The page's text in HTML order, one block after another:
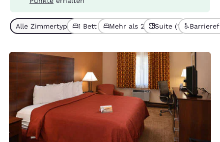
Alle Zimmertypen (4)1 Bett (3)Mehr als 2 Betten (1)
Suite (1)